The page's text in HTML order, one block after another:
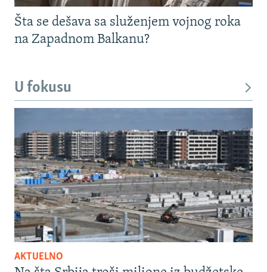
Šta se dešava sa služenjem vojnog roka
na Zapadnom Balkanu?
U fokusu
AKTUELNO